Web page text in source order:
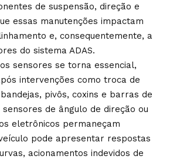
de suspensão, direção e
essas manutenções impactam
e, consequentemente, a
do sistema ADAS.
sensores se torna essencial,
intervenções como troca de
pivôs, coxins e barras de
sensores de ângulo de direção ou
eletrônicos permaneçam
pode apresentar respostas
acionamentos indevidos de